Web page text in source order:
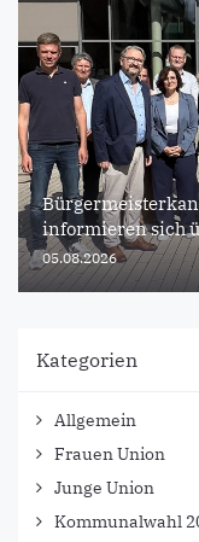
informieren sich
05.08.2026
Kategorien
Allgemein
Frauen Union
Junge Union
Kommunalwahl